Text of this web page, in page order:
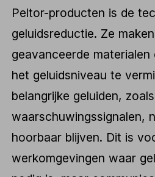
Peltor-producten is de
geluidsreductie. Ze
geavanceerde
het geluidsniveau te
belangrijke geluiden,
waarschuwingssignalen,
hoorbaar blijven. Dit is
werkomgevingen waar